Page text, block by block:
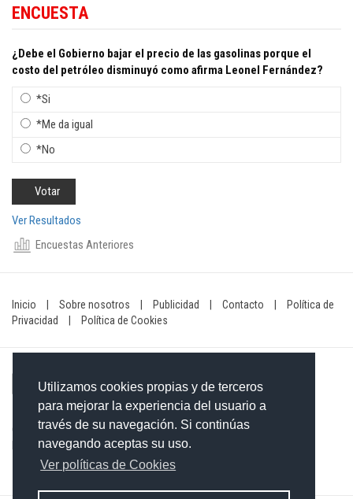
Utilizamos cookies propias y de terceros
para mejorar la experiencia del usuario a
través de su navegación. Si continúas
navegando aceptas su uso.
Ver políticas de Cookies
ENCUESTA
¿Debe el Gobierno bajar el precio de las gasolinas porque el
costo del petróleo disminuyó como afirma Leonel Fernández?
*Si
*Me da igual
*No
Ver Resultados
Encuestas Anteriores
Inicio Sobre nosotros Publicidad Contacto
Política de
Privacidad
Política de Cookies
Contacto: 849-754-4472
Email:redaccionxtra@gmail.com/ redaccionextra@gmail.com